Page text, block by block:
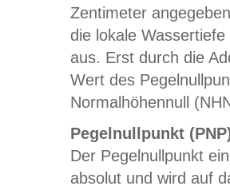
Zentimeter
die lokale
aus. Erst durch die
Wert des
Normalhöhennull
Pegelnullpunkt
Der Pegelnullpunkt
absolut und wird auf